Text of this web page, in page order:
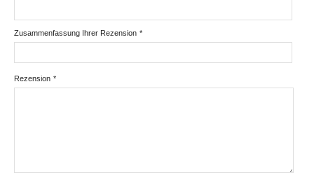
*
Zusammenfassung Ihrer Rezension
*
Rezension